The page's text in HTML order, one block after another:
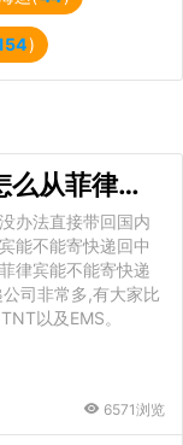
)
菲律宾能不能寄快递回中国 怎么从菲律宾寄快递回国
办法直接带回国内
能不能寄快递回中
律宾能不能寄快递
司非常多,有大家比
以及EMS。
6571浏览